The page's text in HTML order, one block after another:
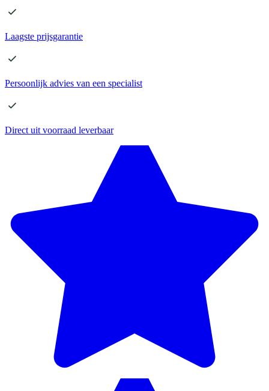
Laagste prijsgarantie
Persoonlijk advies van een specialist
Direct uit voorraad leverbaar